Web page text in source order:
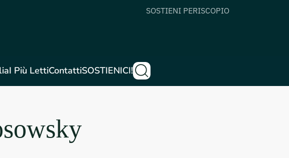
SOSTIENI PERISCOPIO
I Più LettiContattiSOSTIENICI!